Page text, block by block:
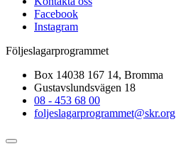
Facebook
Instagram
Följeslagarprogrammet
Box 14038 167 14, Bromma
Gustavslundsvägen 18
08 - 453 68 00
foljeslagarprogrammet@skr.org